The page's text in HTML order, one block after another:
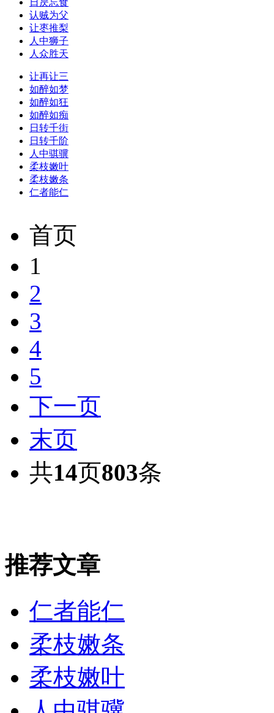
认贼为父
让枣推梨
人中狮子
人众胜天
让再让三
如醉如梦
如醉如狂
如醉如痴
日转千街
日转千阶
人中骐骥
柔枝嫩叶
柔枝嫩条
仁者能仁
首页
1
2
3
4
5
下一页
末页
共14页803条
推荐文章
仁者能仁
柔枝嫩条
柔枝嫩叶